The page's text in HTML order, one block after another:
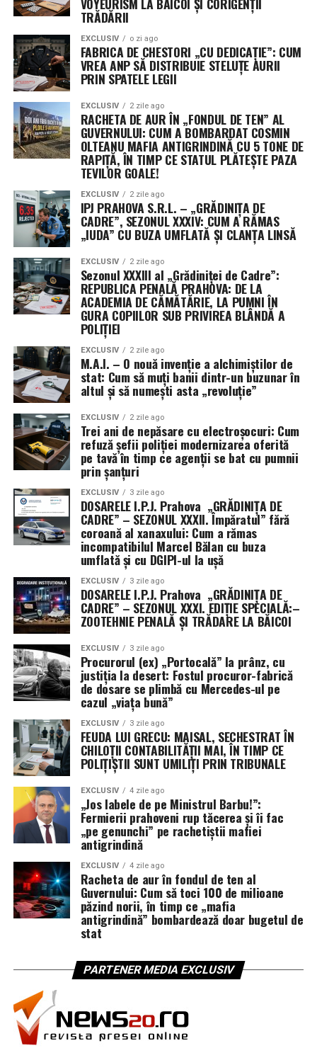
senzori, esențiale pentru detectarea țintelor mobile în
timp real.
Misterul celui de-al treilea jucător: Securitatea
operațională ascunde identitatea unor contractori
cheie
Un aspect neobișnuit al acestui anunț este menținerea
sub anonimat a celui de-al treilea beneficiar al
contractului. Purtătorii de cuvânt ai comandamentului
au precizat că decizia este dictată strict de protocoalele
de securitate operațională (OPSEC), menite să protejeze
profilurile misiunilor sensibile și capacitățile specifice
dezvoltate.
Această practică a Pentagonului, de a ascunde detaliile
despre contractori și valorile exacte ale premiilor,
devine din ce în ce mai frecventă. Justificarea oficială
este nevoia de a preveni transferul de informații
strategice către puteri rivale precum China. Utilizarea
unor vehicule contractuale non-tradiționale permite
ocolirea cerințelor standard de raportare publică,
oferind armatei o mai mare libertate de mișcare, dar și
un grad sporit de discreție în cursa pentru supremație
tehnologică în spațiul cosmic.
TRĂDĂRII
EXCLUSIV o zi ago
FABRICA DE CHESTORI „CU DEDICAȚIE”: CUM
VREA ANP SĂ DISTRIBUIE STELUȚE AURII
PRIN SPATELE LEGII
EXCLUSIV 2 zile ago
RACHETA DE AUR ÎN „FONDUL DE TEN” AL
GUVERNULUI: CUM A BOMBARDAT COSMIN
OLTEANU MAFIA ANTIGRINDINĂ CU 5 TONE DE
RAPIȚĂ, ÎN TIMP CE STATUL PLĂTEȘTE PAZA
TEVILOR GOALE!
EXCLUSIV 2 zile ago
IPJ PRAHOVA S.R.L. – „GRĂDINIȚA DE
CADRE”, SEZONUL XXXIV: CUM A RĂMAS
„IUDA” CU BUZA UMFLATĂ ȘI CLANȚA LINSĂ
EXCLUSIV 2 zile ago
Sezonul XXXIII al „Grădiniței de Cadre”:
REPUBLICA PENALĂ PRAHOVA: DE LA
ACADEMIA DE CĂMĂTĂRIE, LA PUMNI ÎN
GURA COPIILOR SUB PRIVIREA BLÂNDĂ A
POLIȚIEI
EXCLUSIV 2 zile ago
M.A.I. – O nouă invenție a alchimiștilor de
stat: Cum să muți banii dintr-un buzunar în
altul și să numești asta „revoluție”
EXCLUSIV 2 zile ago
Trei ani de nepăsare cu electroșocuri: Cum
refuză șefii poliției modernizarea oferită
pe tavă în timp ce agenții se bat cu pumnii
prin șanțuri
EXCLUSIV 3 zile ago
DOSARELE I.P.J. Prahova „GRĂDINIȚA DE
CADRE” – SEZONUL XXXII. Împăratul” fără
coroană al xanaxului: Cum a rămas
incompatibilul Marcel Bălan cu buza
umflată și cu DGIPI-ul la ușă
EXCLUSIV 3 zile ago
DOSARELE I.P.J. Prahova „GRĂDINIȚA DE
CADRE” – SEZONUL XXXI. EDIȚIE SPECIALĂ:–
ZOOTEHNIE PENALĂ ȘI TRĂDARE LA BĂICOI
EXCLUSIV 3 zile ago
Procurorul (ex) „Portocală” la prânz, cu
justiția la desert: Fostul procuror-fabrică
de dosare se plimbă cu Mercedes-ul pe
cazul „viața bună”
EXCLUSIV 3 zile ago
FEUDA LUI GRECU: MAISAL, SECHESTRAT ÎN
CHILOȚII CONTABILITĂȚII MAI, ÎN TIMP CE
POLIȚIȘTII SUNT UMILIȚI PRIN TRIBUNALE
EXCLUSIV 4 zile ago
„Jos labele de pe Ministrul Barbu!”:
Fermierii prahoveni rup tăcerea și îi fac
„pe genunchi” pe rachetiștii mafiei
antigrindină
EXCLUSIV 4 zile ago
Racheta de aur în fondul de ten al
Guvernului: Cum să toci 100 de milioane
păzind norii, în timp ce „mafia
antigrindină” bombardează doar bugetul de
stat
PARTENER MEDIA EXCLUSIV